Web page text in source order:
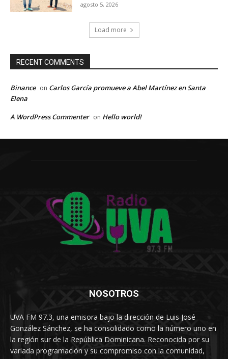
agosto 5, 2026
Load more
RECENT COMMENTS
Binance on Carlos García promueve a Abel Martínez en Santa
Elena
A WordPress Commenter on Hello world!
NOSOTROS
UVA FM 97.3, una emisora bajo la dirección de Luis José
González Sánchez, se ha consolidado como la número uno en
la región sur de la República Dominicana. Reconocida por su
variada programación y su compromiso con la comunidad,